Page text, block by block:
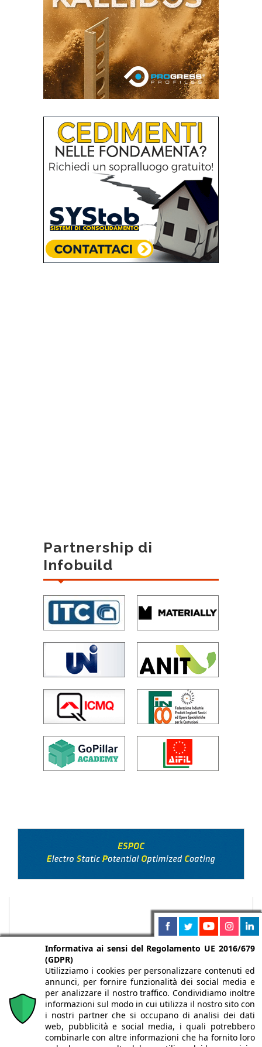
Partnership di
Infobuild
Chi siamo Autori Per la tua pubblicità
Iscriviti alla
newsletter
Informativa ai sensi del Regolamento UE 2016/679
(GDPR)
Utilizziamo i cookies per personalizzare contenuti ed
annunci, per fornire funzionalità dei social media e
per analizzare il nostro traffico. Condividiamo inoltre
informazioni sul modo in cui utilizza il nostro sito con
i nostri partner che si occupano di analisi dei dati
web, pubblicità e social media, i quali potrebbero
combinarle con altre informazioni che ha fornito loro